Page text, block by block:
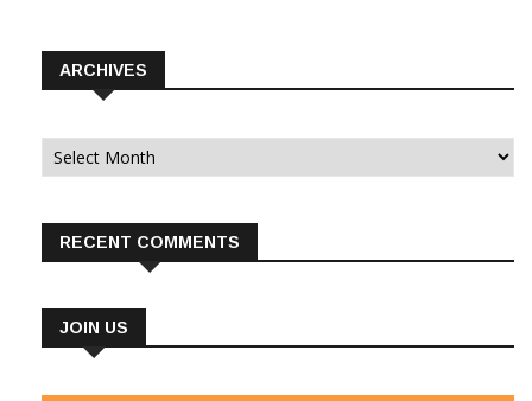
ARCHIVES
Archives
RECENT COMMENTS
JOIN US